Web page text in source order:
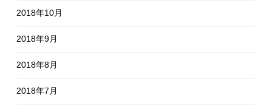
2018年10月
2018年9月
2018年8月
2018年7月